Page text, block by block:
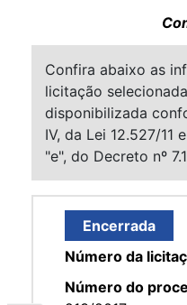
Confira abaixo as
licitação
disponibilizada
IV, da Lei 12.527/11
"e", do Decreto nº
Encerrada
Número da
Número do